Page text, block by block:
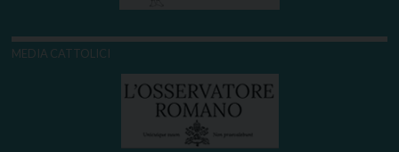
MEDIA CATTOLICI